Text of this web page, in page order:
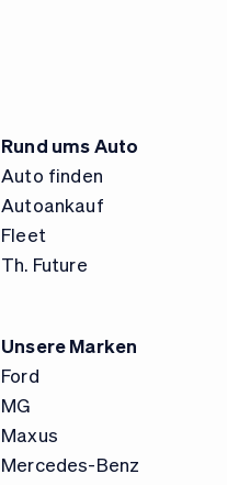
Rund ums Auto
Auto finden
Autoankauf
Fleet
Th. Future
Unsere Marken
Ford
MG
Maxus
Mercedes-Benz